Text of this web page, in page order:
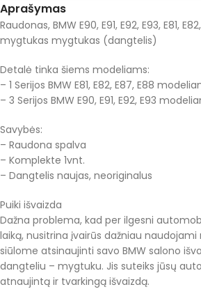
Aprašymas
Raudonas, BMW E90, E91, E92, E93, E81,
mygtukas mygtukas (dangtelis)
Detalė tinka šiems modeliams:
– 1 Serijos BMW E81, E82, E87, E88
– 3 Serijos BMW E90, E91, E92, E93
Savybės:
– Raudona spalva
– Komplekte 1vnt.
– Dangtelis naujas, neoriginalus
Puiki išvaizda
Dažna problema, kad per ilgesni
laiką, nusitrina įvairūs dažniau
siūlome atsinaujinti savo BMW salono
dangteliu – mygtuku. Jis suteiks jūsų
atnaujintą ir tvarkingą išvaizdą.